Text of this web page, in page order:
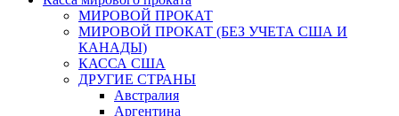
МИРОВОЙ ПРОКАТ
МИРОВОЙ ПРОКАТ (БЕЗ УЧЕТА США И
КАНАДЫ)
КАССА США
ДРУГИЕ СТРАНЫ
Австралия
Аргентина